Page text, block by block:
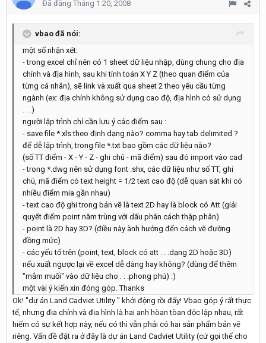
Đã đăng Tháng 1 20, 2008
vbao đã nói:
một số nhận xét:
- trong excel chỉ nên có 1 sheet dữ liệu nhập, dùng chung cho địa
chính và địa hình, sau khi tính toán X Y Z (theo quan điểm của
từng cá nhân), sẽ link và xuất qua sheet 2 theo yêu cầu từng
ngành (ex: địa chính không sử dụng cao độ, địa hình có sử dụng
. . .)
người lập trình chỉ cần lưu ý các điểm sau :
- save file *.xls theo định dạng nào? comma hay tab delimited ?
để dễ lập trình, trong file *.txt bao gồm các dữ liệu nào?
(số TT điểm - X - Y - Z - ghi chú - mã điểm) sau đó import vào cad
- trong *.dwg nên sử dụng font .shx, các dữ liệu như số TT, ghi
chú, mã điểm có text height = 1/2 text cao độ (dễ quan sát khi có
nhiều điểm mia gần nhau)
- text cao độ ghi trong bản vẽ là text 2D hay là block có Att (giải
quyết điểm point nằm trùng với dấu phân cách thập phân)
- point là 2D hay 3D? (điều này ành hưởng đến cách vẽ đường
đồng mức)
- các yếu tố trên (point, text, block có att . . .dạng 2D hoặc 3D)
nếu xuất ngược lại về excel dễ dàng hay không? (dùng để thêm
"mắm muối" vào dữ liệu cho . . .phong phú) :)
một vài ý kiến xin đóng góp. Thanks
Ok! "dự án Land Cadviet Utility " khởi động rồi đấy! Vbao góp ý rất thực
tế, nhưng địa chính và địa hình là hai anh hòan tòan độc lập nhau, rất
hiếm có sự kết hợp này, nếu có thì vẫn phải có hai sản phẩm bản vẽ
riêng. Vấn đề đặt ra ở đây là dự án Land Cadviet Utility (cứ gọi thế cho